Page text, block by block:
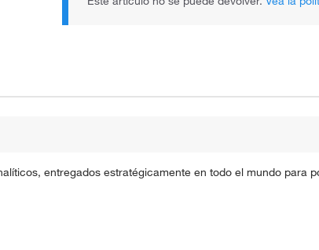
entregados estratégicamente en todo el mundo para